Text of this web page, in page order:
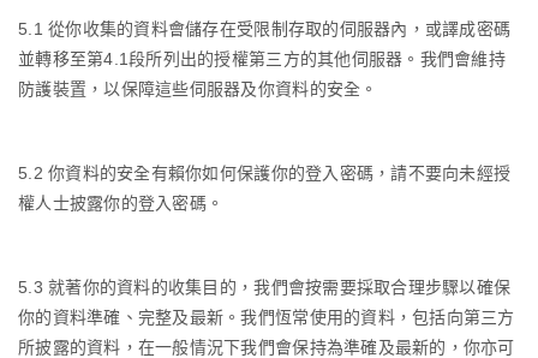
5.1從你收集的資料會儲存在受限制存取的伺服器內，或譯成密碼
並轉移至第4.1段所列出的授權第三方的其他伺服器。我們會維持
防護裝置，以保障這些伺服器及你資料的安全。
5.2你資料的安全有賴你如何保護你的登入密碼，請不要向未經授
權人士披露你的登入密碼。
5.3就著你的資料的收集目的，我們會按需要採取合理步驟以確保
你的資料準確、完整及最新。我們恆常使用的資料，包括向第三方
所披露的資料，在一般情況下我們會保持為準確及最新的，你亦可